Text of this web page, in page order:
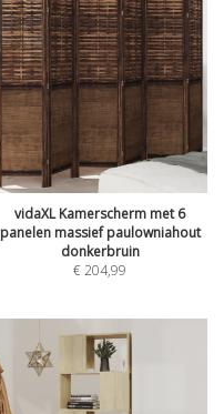
vidaXL Kamerscherm met 6
panelen massief paulowniahout
donkerbruin
€204,99